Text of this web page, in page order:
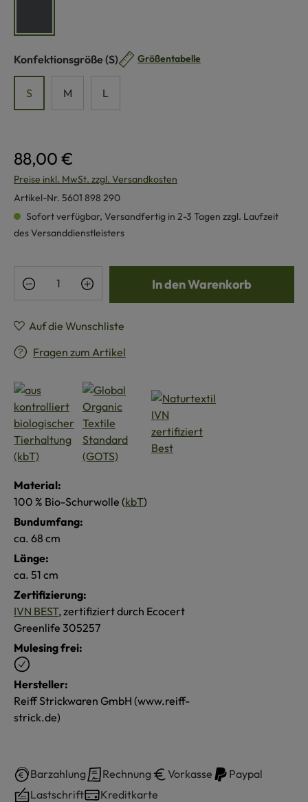
Konfektionsgröße auswählen
(S) Größentabelle
S M L
88,00 €
Preise inkl. MwSt. zzgl. Versandkosten
Artikel-Nr. 5601 898 290
Sofort verfügbar, Versandfertig in 2-3 Tagen zzgl. Laufzeit
des Versanddienstleisters
Produkt Anzahl: Gib den gewünschten
In den Warenkorb
Auf die Wunschliste
Fragen zum Artikel
Material:
100 % Bio-Schurwolle (kbT)
Bundumfang:
ca. 68 cm
Länge:
ca. 51 cm
Zertifizierung:
IVN BEST, zertifiziert durch Ecocert
Greenlife 305257
Mulesing frei:
Hersteller:
Reiff Strickwaren GmbH (www.reiff-
strick.de)
Barzahlung Rechnung Vorkasse
Paypal
Lastschrift
Kreditkarte